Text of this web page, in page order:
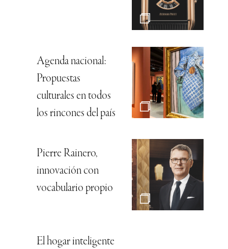
Agenda nacional:
Propuestas
culturales en todos
los rincones del país
Pierre Rainero,
innovación con
vocabulario propio
El hogar inteligente